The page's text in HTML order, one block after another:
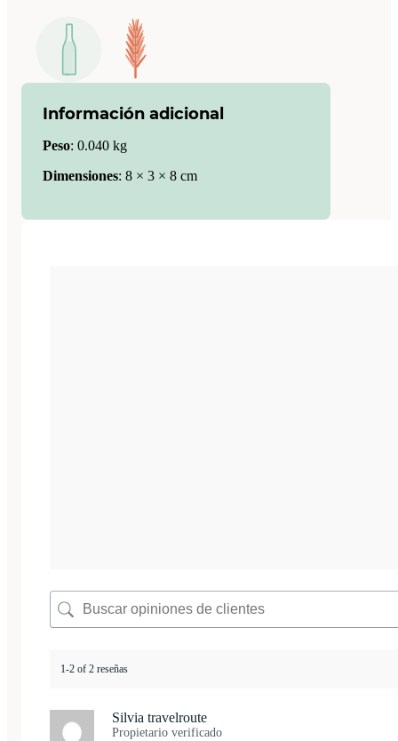
Información adicional
Peso: 0.040 kg
Dimensiones: 8 × 3 × 8 cm
1-2 of 2 reseñas
Silvia travelroute
Propietario verificado